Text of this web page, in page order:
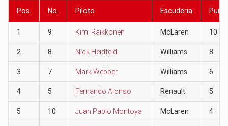
Pos. No. Piloto Escuderia
1 9 Kimi Räikkönen McLaren 10
2 8 Nick Heidfeld Williams 8
3 7 Mark Webber Williams 6
4 5 Fernando Alonso Renault 5
5 10 Juan Pablo Montoya McLaren 4